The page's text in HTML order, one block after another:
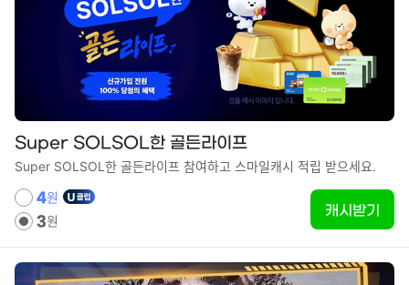
Super SOLSOL한 골든라이프
Super SOLSOL한 골든라이프 참여하고 스마일캐시 적립 받으세요.
4원
3원
캐시받기